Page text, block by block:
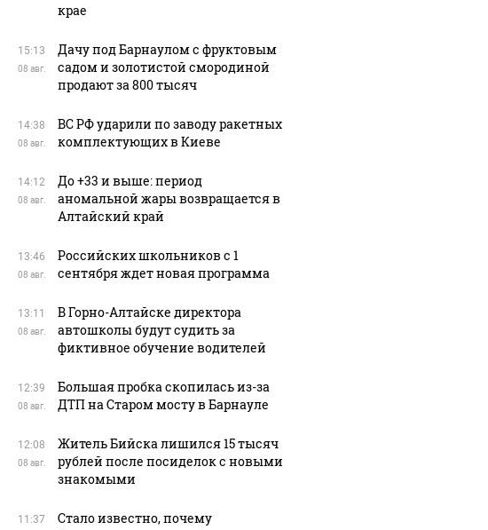
велосипеды
крае
15:13
08 авг.
Дачу под Барнаулом с фруктовым
садом и золотистой смородиной
продают за 800 тысяч
14:38
08 авг.
ВС РФ ударили по заводу ракетных
комплектующих в Киеве
14:12
08 авг.
До +33 и выше: период
аномальной жары возвращается в
Алтайский край
13:46
08 авг.
Российских школьников с 1
сентября ждет новая программа
13:11
08 авг.
В Горно-Алтайске директора
автошколы будут судить за
фиктивное обучение водителей
12:39
08 авг.
Большая пробка скопилась из-за
ДТП на Старом мосту в Барнауле
12:08
08 авг.
Житель Бийска лишился 15 тысяч
рублей после посиделок с новыми
знакомыми
11:37
Стало известно, почему